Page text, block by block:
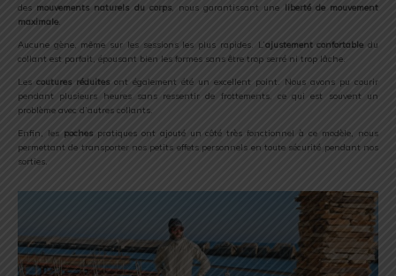
des mouvements naturels du corps, nous garantissant une liberté de mouvement
maximale.
Aucune gène, même sur les sessions les plus rapides. L’ajustement confortable du
collant est parfait, épousant bien les formes sans être trop serré ni trop lâche.
Les coutures réduites ont également été un excellent point. Nous avons pu courir
pendant plusieurs heures sans ressentir de frottements, ce qui est souvent un
problème avec d’autres collants.
Enfin, les pochespratiques ont ajouté un côté très fonctionnel à ce modèle, nous
permettant de transporter nos petits effets personnels en toute sécurité pendant nos
sorties.